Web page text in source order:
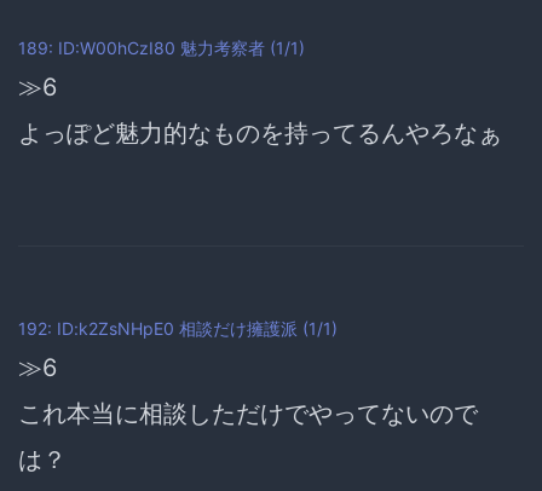
189: ID:W00hCzI80 魅力考察者 (1/1)
≫6
よっぽど魅力的なものを持ってるんやろなぁ
192: ID:k2ZsNHpE0 相談だけ擁護派 (1/1)
≫6
これ本当に相談しただけでやってないので
は？